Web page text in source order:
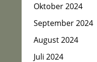
Oktober 2024
September 2024
August 2024
Juli 2024